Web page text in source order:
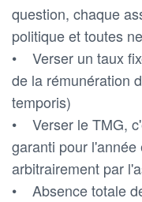
question, chaque
politique et toutes
• Verser un taux
de la rémunération
temporis)
• Verser le TMG,
garanti pour
arbitrairement par
• Absence totale